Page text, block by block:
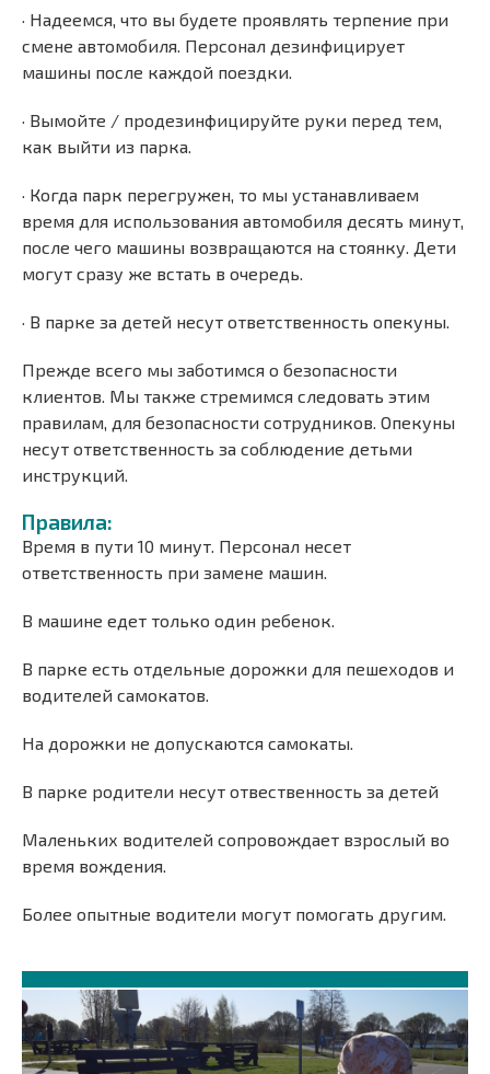
· Надеемся, что вы будете проявлять терпение при
смене автомобиля. Персонал дезинфицирует
машины после каждой поездки.
· Вымойте / продезинфицируйте руки перед тем,
как выйти из парка.
· Когда парк перегружен, то мы устанавливаем
время для использования автомобиля десять минут,
после чего машины возвращаются на стоянку. Дети
могут сразу же встать в очередь.
· В парке за детей несут ответственность опекуны.
Прежде всего мы заботимся о безопасности
клиентов. Мы также стремимся следовать этим
правилам, для безопасности сотрудников. Опекуны
несут ответственность за соблюдение детьми
инструкций.
Правила:
Время в пути 10 минут. Персонал несет
ответственность при замене машин.
В машине едет только один ребенок.
В парке есть отдельные дорожки для пешеходов и
водителей самокатов.
На дорожки не допускаются самокаты.
В парке родители несут отвественность за детей
Маленьких водителей сопровождает взрослый во
время вождения.
Более опытные водители могут помогать другим.